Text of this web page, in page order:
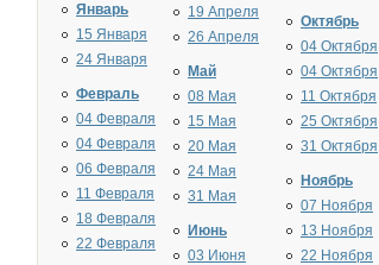
Январь
15 Января
24 Января
Февраль
04 Февраля
04 Февраля
06 Февраля
11 Февраля
18 Февраля
22 Февраля
19 Апреля
26 Апреля
Май
08 Мая
15 Мая
20 Мая
24 Мая
31 Мая
Июнь
03 Июня
Октябрь
04 Октября
04 Октября
11 Октября
25 Октября
31 Октября
Ноябрь
07 Ноября
13 Ноября
22 Ноября